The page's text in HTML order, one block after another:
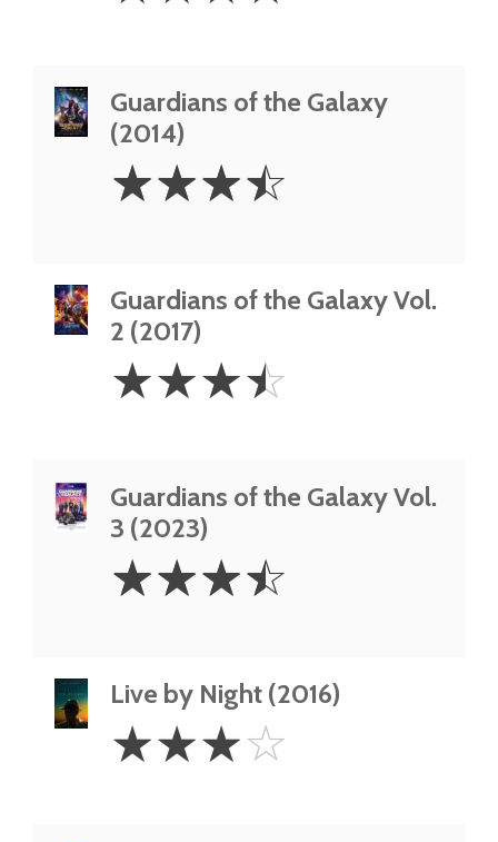
Guardians of the Galaxy
(2014)
3.5
Stars
☆☆☆☆
Guardians of the Galaxy Vol.
2 (2017)
3.5
Stars
☆☆☆☆
Guardians of the Galaxy Vol.
3 (2023)
3.5
Stars
☆☆☆☆
Live by Night (2016)
Stars
☆☆☆☆